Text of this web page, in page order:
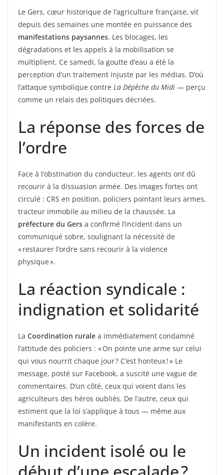
Le Gers, cœur historique de l’agriculture française, vit
depuis des semaines une montée en puissance des
manifestations paysannes. Les blocages, les
dégradations et les appels à la mobilisation se
multiplient. Ce samedi, la goutte d’eau a été la
perception d’un traitement injuste par les médias. D’où
l’attaque symbolique contre La Dépêche du Midi — perçu
comme un relais des politiques décriées.
La réponse des forces de
l’ordre
Face à l’obstination du conducteur, les agents ont dû
recourir à la dissuasion armée. Des images fortes ont
circulé : CRS en position, policiers pointant leurs armes,
tracteur immobile au milieu de la chaussée. La
préfecture du Gers a confirmé l’incident dans un
communiqué sobre, soulignant la nécessité de
« restaurer l’ordre sans recourir à la violence
physique ».
La réaction syndicale :
indignation et solidarité
La Coordination rurale a immédiatement condamné
l’attitude des policiers : « On pointe une arme sur celui
qui vous nourrit chaque jour ? C’est honteux ! » Le
message, posté sur Facebook, a suscité une vague de
commentaires. D’un côté, ceux qui voient dans les
agriculteurs des héros oubliés. De l’autre, ceux qui
estiment que la loi s’applique à tous — même aux
manifestants en colère.
Un incident isolé ou le